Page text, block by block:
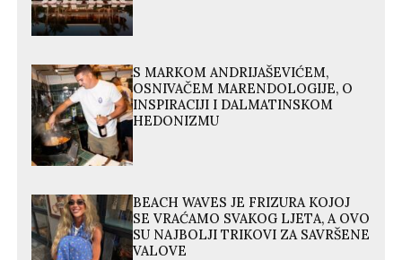
S MARKOM ANDRIJAŠEVIĆEM,
OSNIVAČEM MARENDOLOGIJE, O
INSPIRACIJI I DALMATINSKOM
HEDONIZMU
BEACH WAVES JE FRIZURA KOJOJ
SE VRAĆAMO SVAKOG LJETA, A OVO
SU NAJBOLJI TRIKOVI ZA SAVRŠENE
VALOVE